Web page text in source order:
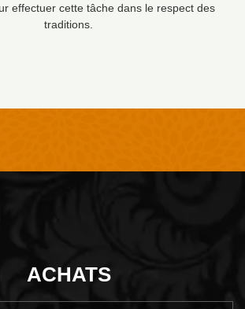
effectuer cette tâche dans le respect des
traditions.
ACHATS